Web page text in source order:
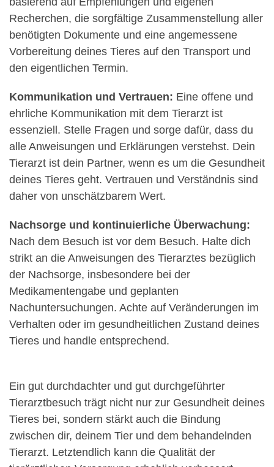
Recherchen, die sorgfältige Zusammenstellung aller
benötigten Dokumente und eine angemessene
Vorbereitung deines Tieres auf den Transport und
den eigentlichen Termin.
Kommunikation und Vertrauen: Eine offene und
ehrliche Kommunikation mit dem Tierarzt ist
essenziell. Stelle Fragen und sorge dafür, dass du
alle Anweisungen und Erklärungen verstehst. Dein
Tierarzt ist dein Partner, wenn es um die Gesundheit
deines Tieres geht. Vertrauen und Verständnis sind
daher von unschätzbarem Wert.
Nachsorge und kontinuierliche Überwachung:
Nach dem Besuch ist vor dem Besuch. Halte dich
strikt an die Anweisungen des Tierarztes bezüglich
der Nachsorge, insbesondere bei der
Medikamentengabe und geplanten
Nachuntersuchungen. Achte auf Veränderungen im
Verhalten oder im gesundheitlichen Zustand deines
Tieres und handle entsprechend.
Ein gut durchdachter und gut durchgeführter
Tierarztbesuch trägt nicht nur zur Gesundheit deines
Tieres bei, sondern stärkt auch die Bindung
zwischen dir, deinem Tier und dem behandelnden
Tierarzt. Letztendlich kann die Qualität der